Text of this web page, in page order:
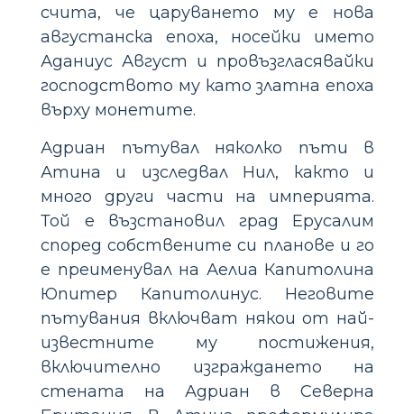
счита, че царуването му е нова
августанска епоха, носейки името
Аданиус Август и провъзгласявайки
господството му като златна епоха
върху монетите.
Адриан пътувал няколко пъти в
Атина и изследвал Нил, както и
много други части на империята.
Той е възстановил град Ерусалим
според собствените си планове и го
е преименувал на Аелиа Капитолина
Юпитер Капитолинус. Неговите
пътувания включват някои от най-
известните му постижения,
включително изграждането на
стената на Адриан в Северна